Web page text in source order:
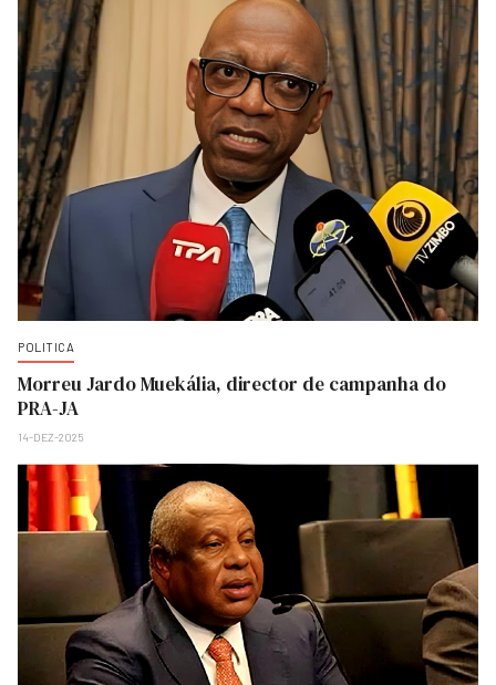
POLITICA
Morreu Jardo Muekália, director de campanha do
PRA-JA
14-DEZ-2025